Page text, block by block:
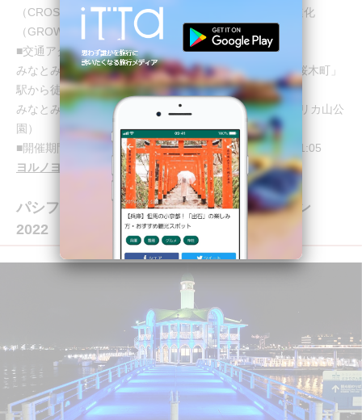
（CROSS）し巡る（FLOW）ことで、新しいものへと進化
（GROW）していく横浜を光と音で表現しています。
■交通アクセス
みなとみらい線「馬車道」駅から徒歩8分、JR根岸線「桜木町」
駅から徒歩13分
みなとみらい線「元町・中華街」駅から徒歩すぐ（アメリカ山公
園）
■開催期間/点灯時間：2022.11.24～2023.1.3 / 17:00～21:05
ヨルノヨ 公式サイト
パシフィコ横浜 ウィンターイルミネーション
2022